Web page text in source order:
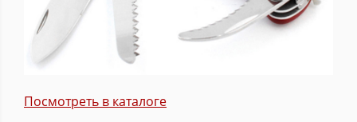
Посмотреть в каталоге